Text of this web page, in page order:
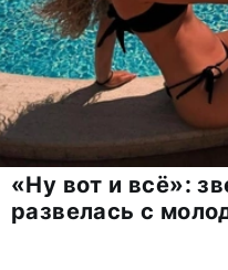
«Ну вот и всё»:
развелась с